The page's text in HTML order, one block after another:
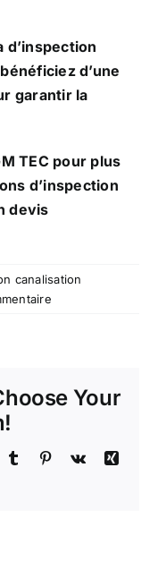
d’inspection
d’une
garantir la
TEC pour plus
d’inspection
devis
canalisation
Your
Tumblr Pinterest
Vk
Xing